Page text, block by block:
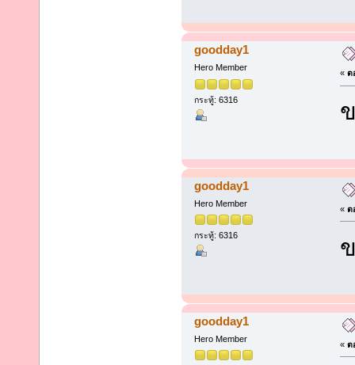
goodday1
Hero Member
กระทู้: 6316
« ต
goodday1
Hero Member
กระทู้: 6316
« ต
goodday1
Hero Member
« ต